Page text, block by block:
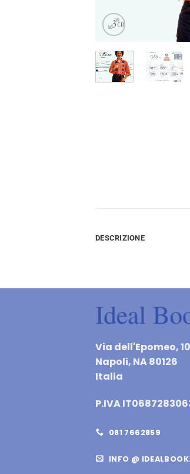
DESCRIZIONE
Via dell'Epomeo,
Napoli, NA 80126
Italia
P.IVA
081 7662859
INFO @